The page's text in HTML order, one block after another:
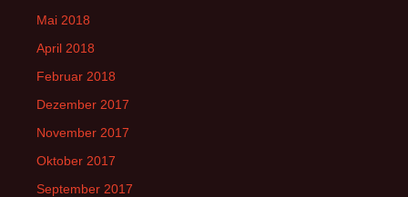
Mai 2018
April 2018
Februar 2018
Dezember 2017
November 2017
Oktober 2017
September 2017